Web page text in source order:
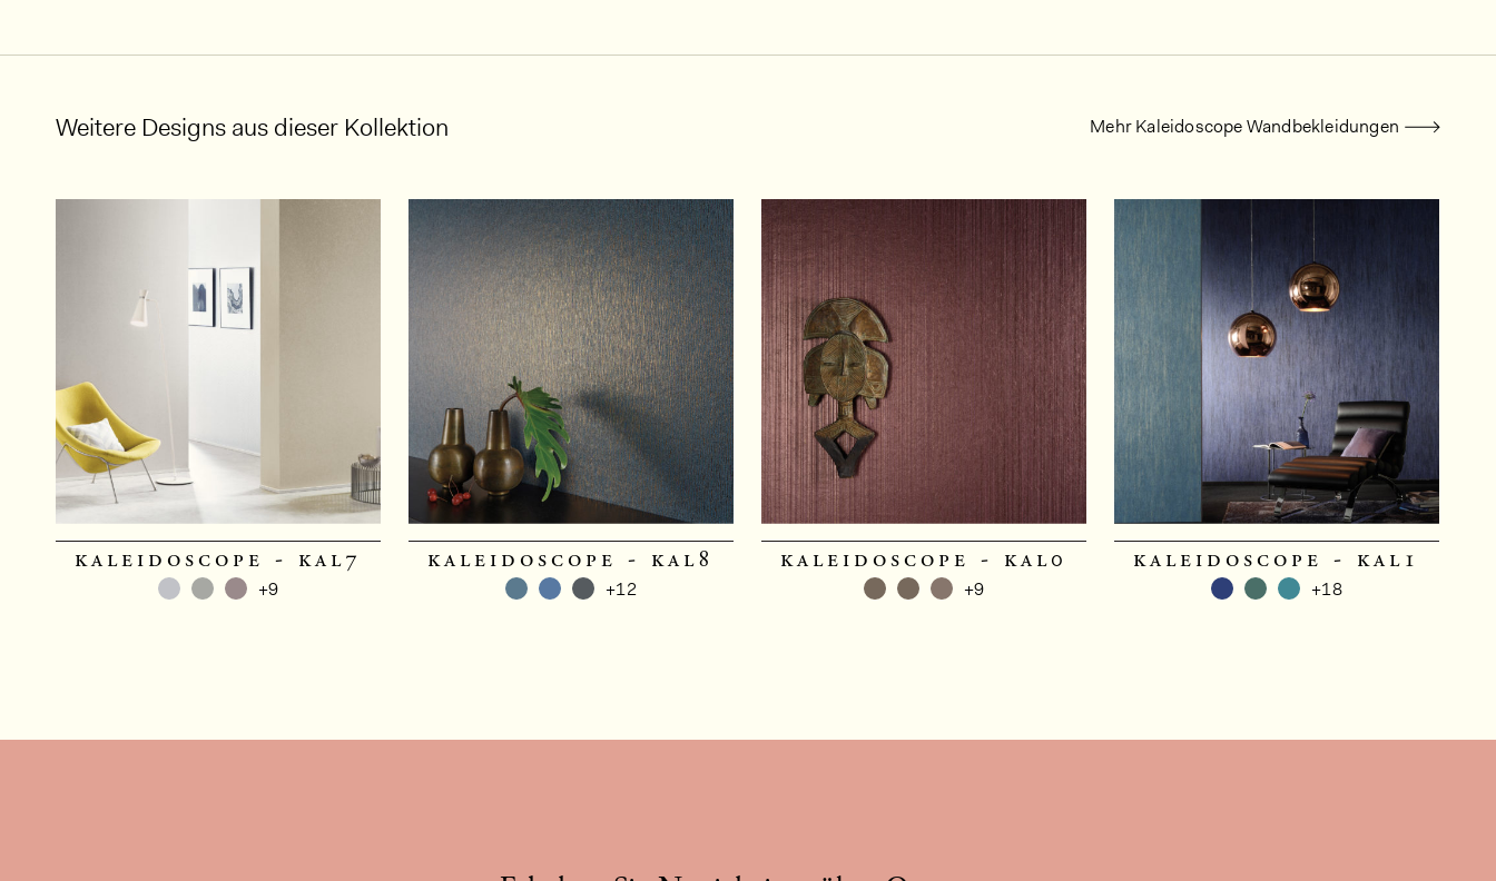
Weitere Designs aus dieser Kollektion Mehr Kaleidoscope Wandbekleidungen
kaleidoscope - kal7
+9
kaleidoscope - kal8
+12
kaleidoscope - kal0
+9
kaleidoscope - kal1
+18